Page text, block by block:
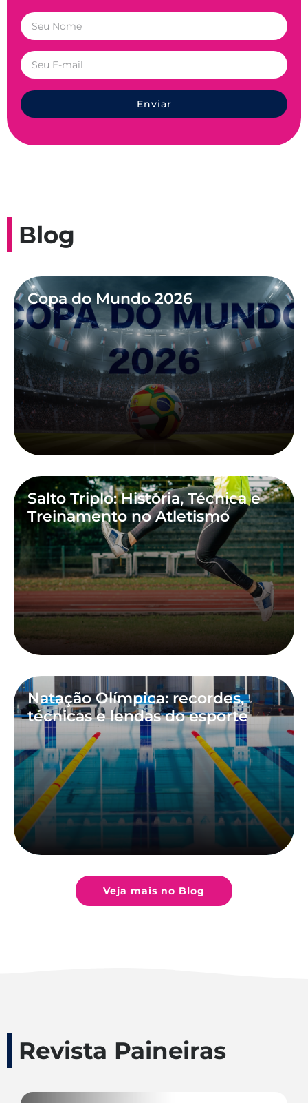
Enviar
Blog
Copa do Mundo 2026
Salto Triplo: História, Técnica e
Treinamento no Atletismo
Natação Olímpica: recordes,
técnicas e lendas do esporte
Veja mais no Blog
Revista Paineiras